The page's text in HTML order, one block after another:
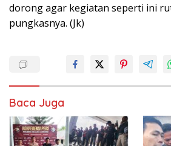
dorong agar kegiatan seperti ini
pungkasnya. (Jk)
Baca Juga